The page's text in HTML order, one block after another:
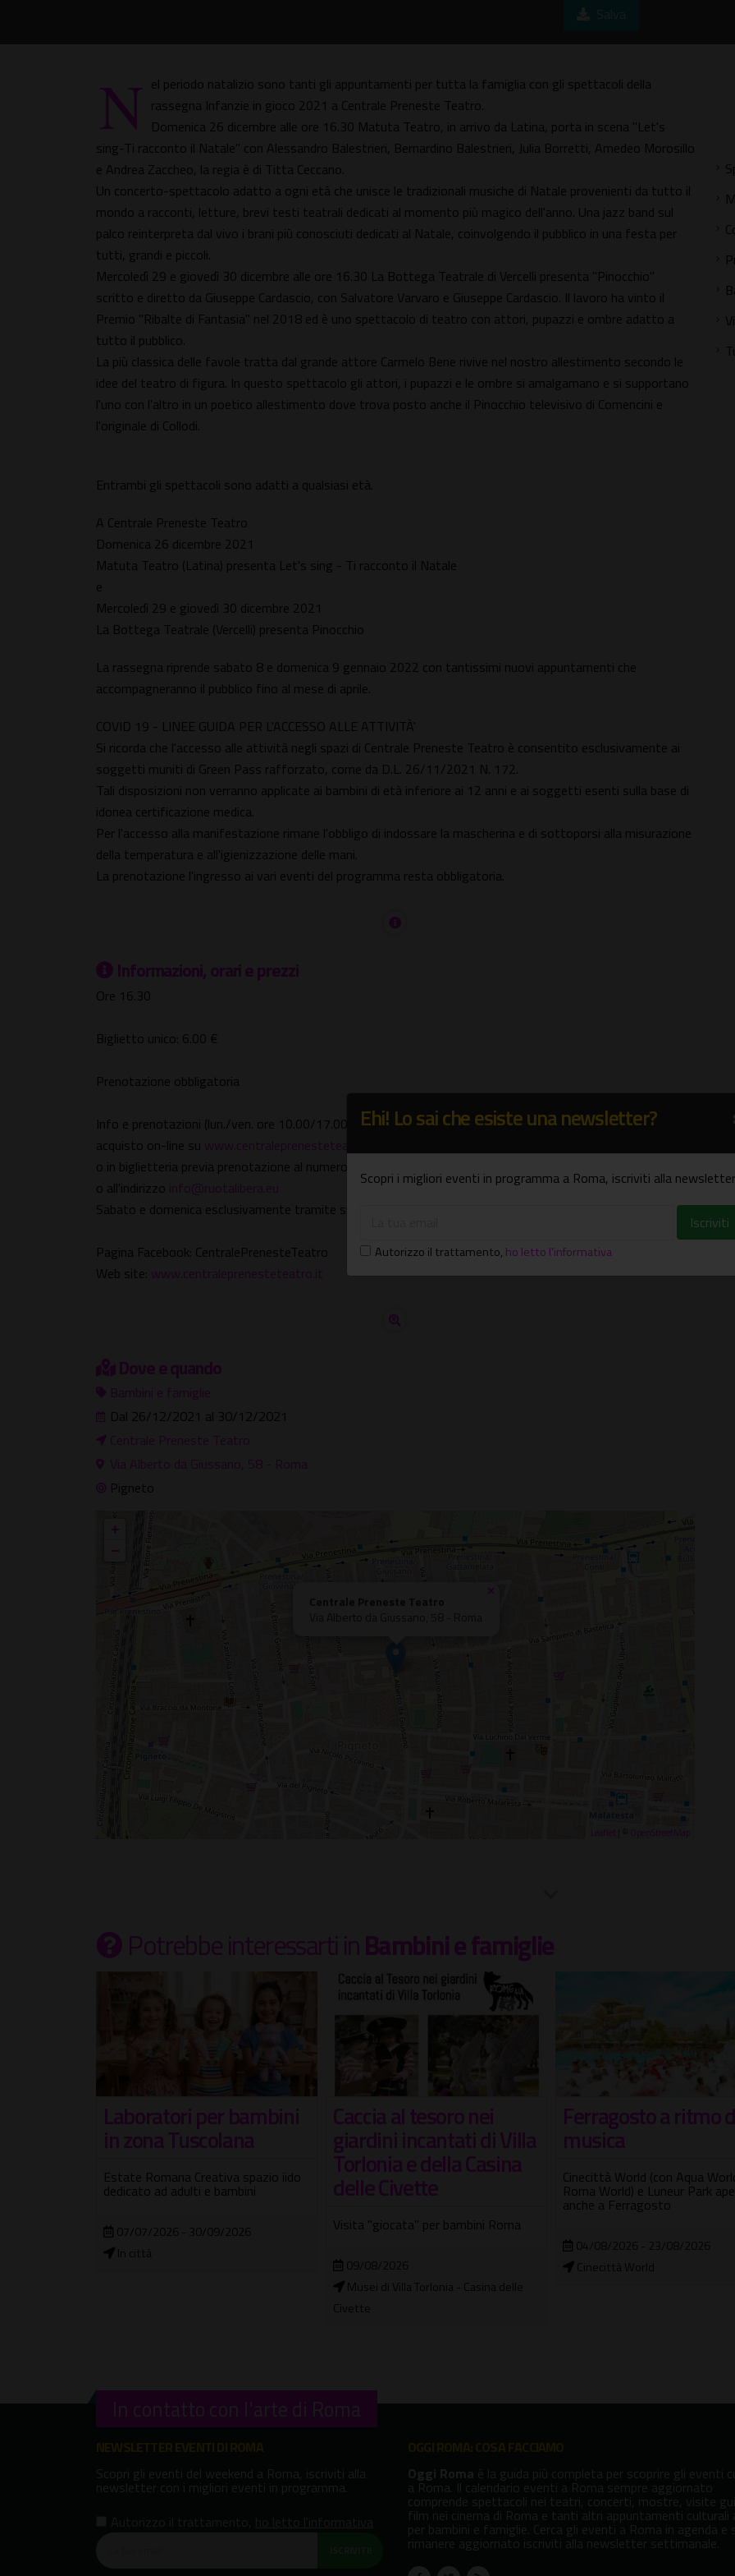
Salva
N el periodo natalizio sono tanti gli appuntamenti per tutta la famiglia con gli spettacoli della
rassegna Infanzie in gioco 2021 a Centrale Preneste Teatro.
Domenica 26 dicembre alle ore 16.30 Matuta Teatro, in arrivo da Latina, porta in scena "Let's
sing-Ti racconto il Natale" con Alessandro Balestrieri, Bernardino Balestrieri, Julia Borretti, Amedeo Morosillo
e Andrea Zaccheo, la regia è di Titta Ceccano.
Un concerto-spettacolo adatto a ogni età che unisce le tradizionali musiche di Natale provenienti da tutto il
mondo a racconti, letture, brevi testi teatrali dedicati al momento più magico dell'anno. Una jazz band sul
palco reinterpreta dal vivo i brani più conosciuti dedicati al Natale, coinvolgendo il pubblico in una festa per
tutti, grandi e piccoli.
Mercoledì 29 e giovedì 30 dicembre alle ore 16.30 La Bottega Teatrale di Vercelli presenta "Pinocchio"
scritto e diretto da Giuseppe Cardascio, con Salvatore Varvaro e Giuseppe Cardascio. Il lavoro ha vinto il
Premio "Ribalte di Fantasia" nel 2018 ed è uno spettacolo di teatro con attori, pupazzi e ombre adatto a
tutto il pubblico.
La più classica delle favole tratta dal grande attore Carmelo Bene rivive nel nostro allestimento secondo le
idee del teatro di figura. In questo spettacolo gli attori, i pupazzi e le ombre si amalgamano e si supportano
l'uno con l'altro in un poetico allestimento dove trova posto anche il Pinocchio televisivo di Comencini e
l'originale di Collodi.
Entrambi gli spettacoli sono adatti a qualsiasi età.
A Centrale Preneste Teatro
Domenica 26 dicembre 2021
Matuta Teatro (Latina) presenta Let's sing - Ti racconto il Natale
e
Mercoledì 29 e giovedì 30 dicembre 2021
La Bottega Teatrale (Vercelli) presenta Pinocchio
La rassegna riprende sabato 8 e domenica 9 gennaio 2022 con tantissimi nuovi appuntamenti che
accompagneranno il pubblico fino al mese di aprile.
COVID 19 - LINEE GUIDA PER L'ACCESSO ALLE ATTIVITÀ'
Si ricorda che l'accesso alle attività negli spazi di Centrale Preneste Teatro è consentito esclusivamente ai
soggetti muniti di Green Pass rafforzato, come da D.L. 26/11/2021 N. 172.
Tali disposizioni non verranno applicate ai bambini di età inferiore ai 12 anni e ai soggetti esenti sulla base di
idonea certificazione medica.
Per l'accesso alla manifestazione rimane l'obbligo di indossare la mascherina e di sottoporsi alla misurazione
della temperatura e all'igienizzazione delle mani.
La prenotazione l'ingresso ai vari eventi del programma resta obbligatoria.
Informazioni, orari e prezzi
Ore 16.30
Biglietto unico: 6.00 €
Prenotazione obbligatoria
Info e prenotazioni (lun./ven. ore 10.00/17.00):
acquisto on-line su www.centraleprenesteteatro.it
o in biglietteria previa prenotazione al numero 06 27801063
o all'indirizzo info@ruotalibera.eu
Sabato e domenica esclusivamente tramite sms o whatsapp al numero 320/2392833
Pagina Facebook: CentralePrenesteTeatro
Web site: www.centraleprenesteteatro.it
Dove e quando
Bambini e famiglie
Dal 26/12/2021 al 30/12/2021
Centrale Preneste Teatro
Via Alberto da Giussano, 58 - Roma
Pigneto
×
+
−
Potrebbe interessartiinBambini e famiglie
Laboratori per bambini
in zona Tuscolana
Estate Romana Creativa spazio iido
dedicato ad adulti e bambini
07/07/2026 - 30/09/2026
In città
Caccia al tesoro nei
giardini incantati di Villa
Torlonia e della Casina
delle Civette
Visita "giocata" per bambini Roma
09/08/2026
Musei di Villa Torlonia - Casina delle
Civette
Ferragosto a ritmo
musica
Cinecittà World (con Aqua
Roma World) e Luneur Park
anche a Ferragosto
04/08/2026 - 23/08/2026
Cinecittà World
In contatto con l'arte di Roma
Ehi! Lo sai che esiste una newsletter?
Scopri i migliori eventi in programma a Roma, iscriviti alla
Autorizzo il trattamento, ho letto l'informativa